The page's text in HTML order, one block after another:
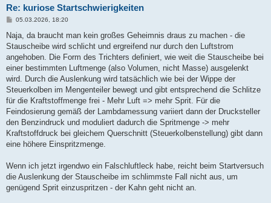
Re: kuriose Startschwierigkeiten
B
i
r
a
g
05.03.2026, 18:20
Naja, da braucht man kein großes Geheimnis draus zu machen - die
Stauscheibe wird schlicht und ergreifend nur durch den Luftstrom
angehoben. Die Form des Trichters definiert, wie weit die Stauscheibe bei
einer bestimmten Luftmenge (also Volumen, nicht Masse) ausgelenkt
wird. Durch die Auslenkung wird tatsächlich wie bei der Wippe der
Steuerkolben im Mengenteiler bewegt und gibt entsprechend die Schlitze
für die Kraftstoffmenge frei - Mehr Luft => mehr Sprit. Für die
Feindosierung gemäß der Lambdamessung variiert dann der Drucksteller
den Benzindruck und moduliert dadurch die Spritmenge -> mehr
Kraftstoffdruck bei gleichem Querschnitt (Steuerkolbenstellung) gibt dann
eine höhere Einspritzmenge.
Wenn ich jetzt irgendwo ein Falschluftleck habe, reicht beim Startversuch
die Auslenkung der Stauscheibe im schlimmste Fall nicht aus, um
genügend Sprit einzuspritzen - der Kahn geht nicht an.